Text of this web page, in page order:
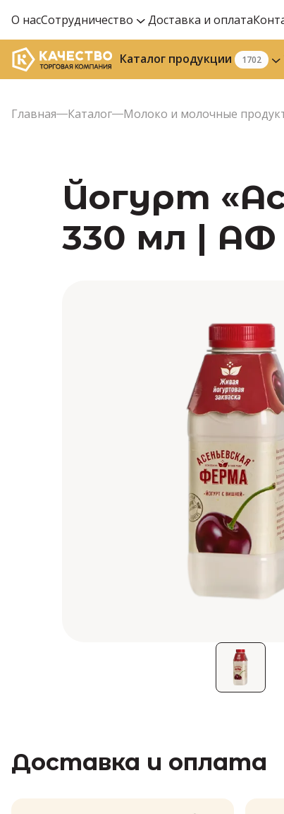
О насСотрудничество Доставка и оплата
Каталог продукции 1702
Главная Каталог Молоко и молочные
Йогурт
330 мл | АФ
Доставка и оплата